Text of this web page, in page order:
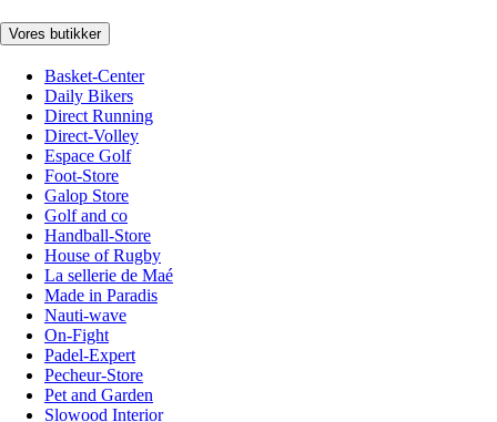
Vores butikker
Basket-Center
Daily Bikers
Direct Running
Direct-Volley
Espace Golf
Foot-Store
Galop Store
Golf and co
Handball-Store
House of Rugby
La sellerie de Maé
Made in Paradis
Nauti-wave
On-Fight
Padel-Expert
Pecheur-Store
Pet and Garden
Slowood Interior